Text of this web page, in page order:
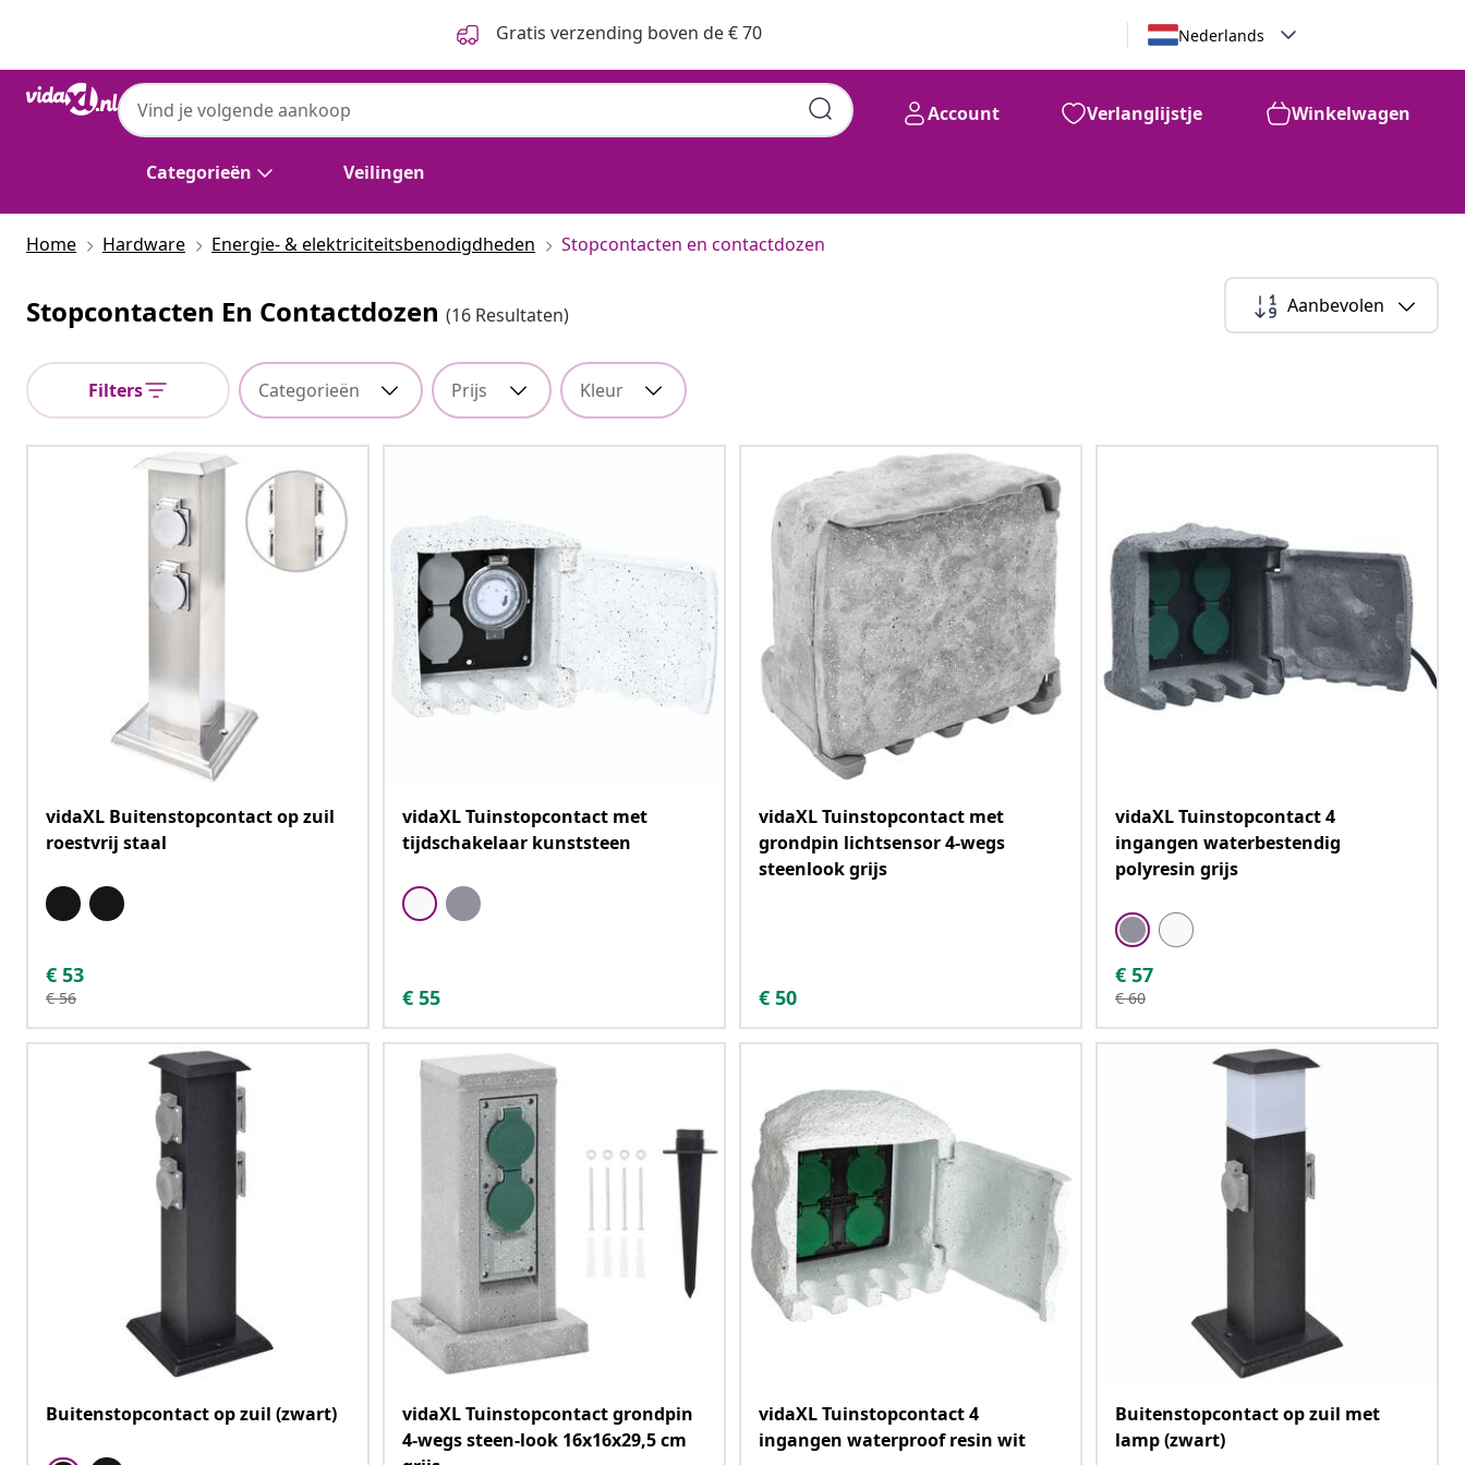
Gratis verzending boven de € 70 Nederlands
Categorieën Veilingen
Account Verlanglijstje Winkelwagen
Home Hardware Energie- & elektriciteitsbenodigdheden Stopcontacten en contactdozen
Stopcontacten En Contactdozen (16 Resultaten) Aanbevolen
Filters Categorieën Prijs Kleur
vidaXL Buitenstopcontact op zuil
roestvrij staal
€ 53
€ 56
vidaXL Tuinstopcontact met
tijdschakelaar kunststeen
€ 55
vidaXL Tuinstopcontact met
grondpin lichtsensor 4-wegs
steenlook grijs
€ 50
vidaXL Tuinstopcontact 4
ingangen waterbestendig
polyresin grijs
€ 57
€ 60
Buitenstopcontact op zuil (zwart)
vidaXL Tuinstopcontact grondpin
4-wegs steen-look 16x16x29,5 cm
vidaXL Tuinstopcontact 4
ingangen waterproof resin wit
Buitenstopcontact op zuil met
lamp (zwart)